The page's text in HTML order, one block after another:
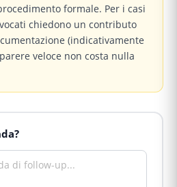
formale. Per i casi
chiedono un contributo
(indicativamente
veloce non costa nulla